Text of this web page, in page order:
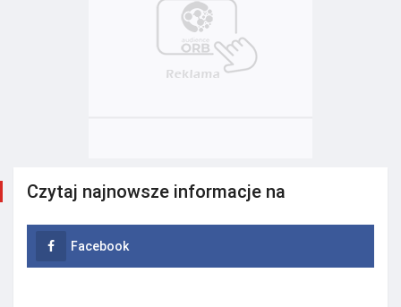
Czytaj najnowsze informacje na
Facebook